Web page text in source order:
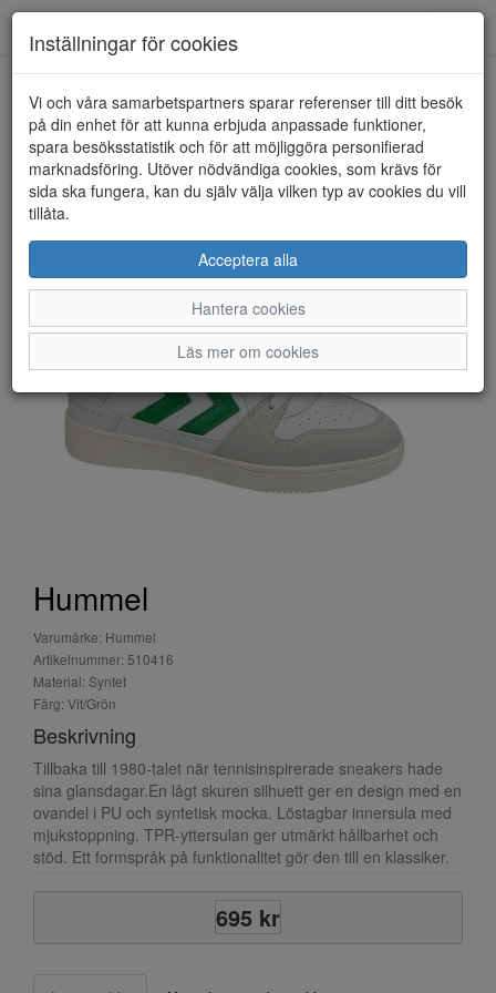
HEM HUMMEL
Hummel
Varumärke: Hummel
Artikelnummer: 510416
Material: Syntet
Färg: Vit/Grön
Beskrivning
Tillbaka till 1980-talet när tennisinspirerade sneakers hade
sina glansdagar.En lågt skuren silhuett ger en design med en
ovandel i PU och syntetisk mocka. Löstagbar innersula med
mjukstoppning. TPR-yttersulan ger utmärkt hållbarhet och
stöd. Ett formspråk på funktionalitet gör den till en klassiker.
695 kr
Inställningar för cookies
Vi och våra samarbetspartners sparar referenser till ditt besök
på din enhet för att kunna erbjuda anpassade funktioner,
spara besöksstatistik och för att möjliggöra personifierad
marknadsföring. Utöver nödvändiga cookies, som krävs för
sida ska fungera, kan du själv välja vilken typ av cookies du vill
tillåta.
Acceptera alla
Hantera cookies
Läs mer om cookies